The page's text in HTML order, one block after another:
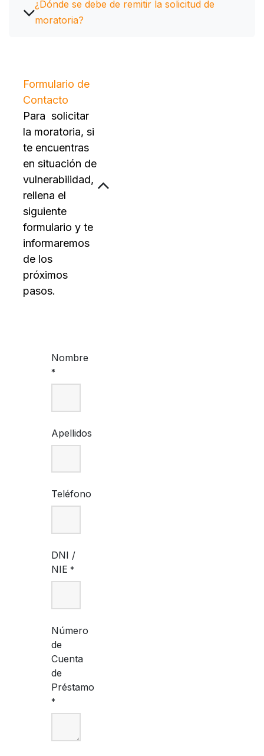
¿Dónde se debe de remitir la solicitud de
moratoria?
Formulario de
Contacto
Para solicitar
la moratoria, si
te encuentras
en situación de
vulnerabilidad,
rellena el
siguiente
formulario y te
informaremos
de los
próximos
pasos.
Nombre
*
Apellidos
Teléfono
DNI /
NIE *
Número
de
Cuenta
de
Préstamo
*